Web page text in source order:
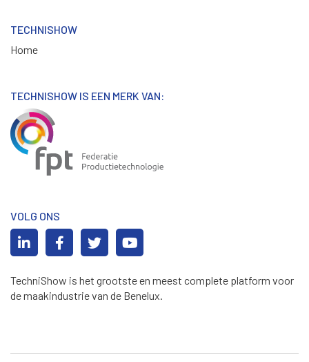
TECHNISHOW
Home
TECHNISHOW IS EEN MERK VAN:
VOLG ONS
TechniShow is het grootste en meest complete platform voor
de maakindustrie van de Benelux.